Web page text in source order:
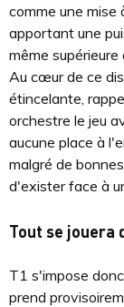
comme une mise
apportant une
même
Au cœur de ce
étincelante,
orchestre le jeu
aucune place à
malgré de
d'exister face à
Tout se jouera
T1 s'impose
prend